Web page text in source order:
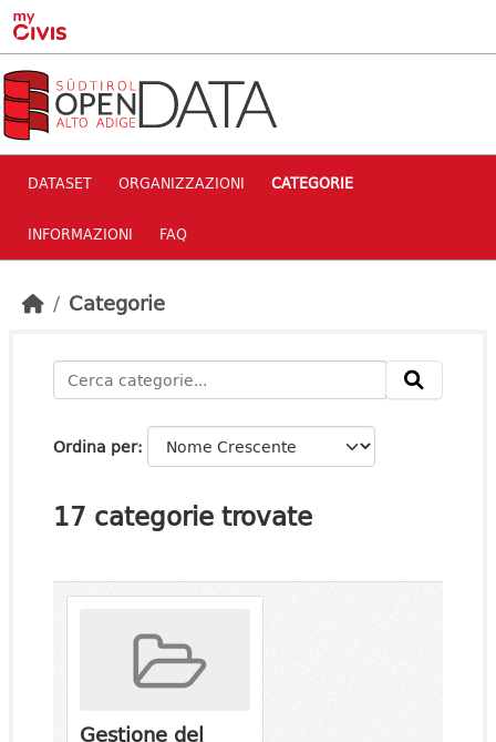
Skip to main content
DATASET ORGANIZZAZIONI CATEGORIE
INFORMAZIONI FAQ
Categorie
Ordina per
17 categorie trovate
Gestione del